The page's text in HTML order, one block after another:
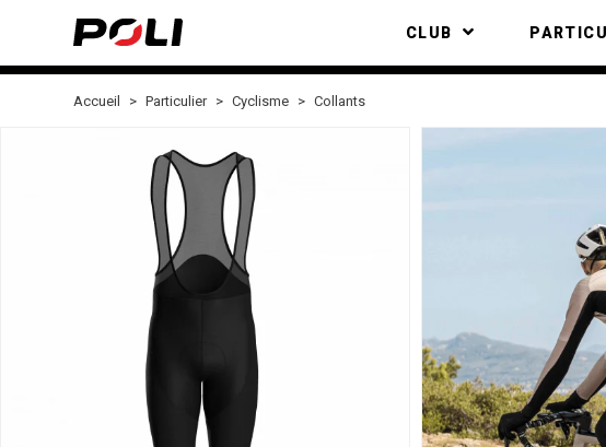
CLUB
Accueil Particulier Cyclisme Collants